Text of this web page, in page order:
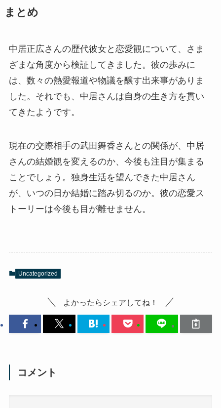
まとめ
中居正広さんの歴代彼女と恋愛観について、さま
ざまな角度から検証してきました。彼の歩みに
は、数々の熱愛報道や物議を醸す出来事がありま
した。それでも、中居さんは自身の生き方を貫い
てきたようです。
現在の交際相手の武田舞香さんとの関係が、中居
さんの結婚観を変えるのか、今後も注目が集まる
ことでしょう。独身生活を望んできた中居さん
が、いつの日か結婚に踏み切るのか。彼の恋愛ス
トーリーは今後も目が離せません。
Uncategorized
よかったらシェアしてね！
コメント